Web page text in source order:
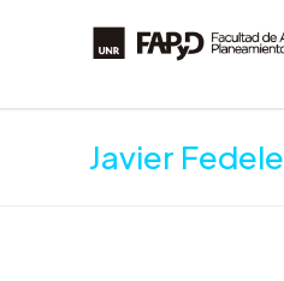
Javier Fedele